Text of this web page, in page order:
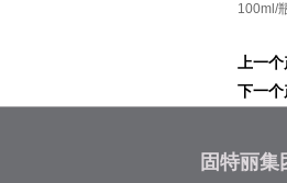
100ml/
上一
下一
固特丽集